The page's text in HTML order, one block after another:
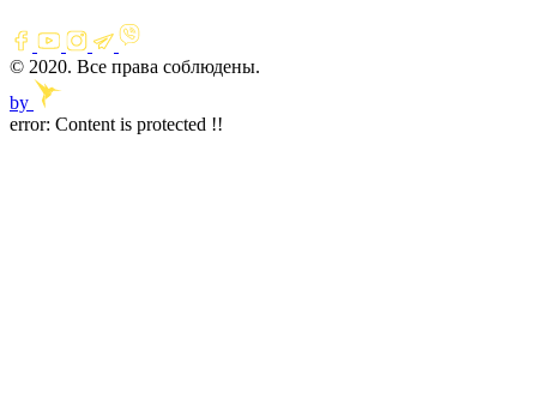
© 2020. Все права соблюдены.
by
error: Content is protected !!